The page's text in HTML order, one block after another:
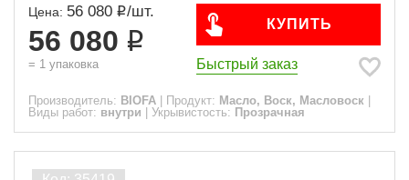
Цена: 56 080 /шт.
56 080
= 1 упаковка
КУПИТЬ
Быстрый заказ
Производитель: BIOFA Продукт: Масло, Воск, Масловоск
Виды работ: внутри Укрывистость: Прозрачная